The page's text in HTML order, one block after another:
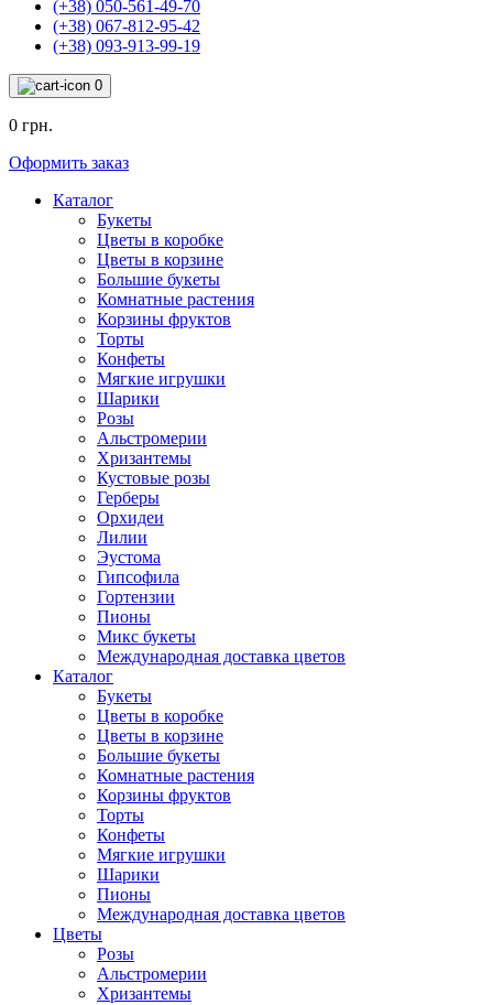
(+38) 050-561-49-70
(+38) 067-812-95-42
(+38) 093-913-99-19
0
0 грн.
Оформить заказ
Каталог
Букеты
Цветы в коробке
Цветы в корзине
Большие букеты
Комнатные растения
Корзины фруктов
Торты
Конфеты
Мягкие игрушки
Шарики
Розы
Альстромерии
Хризантемы
Кустовые розы
Герберы
Орхидеи
Лилии
Эустома
Гипсофила
Гортензии
Пионы
Микс букеты
Международная доставка цветов
Каталог
Букеты
Цветы в коробке
Цветы в корзине
Большие букеты
Комнатные растения
Корзины фруктов
Торты
Конфеты
Мягкие игрушки
Шарики
Пионы
Международная доставка цветов
Цветы
Розы
Альстромерии
Хризантемы